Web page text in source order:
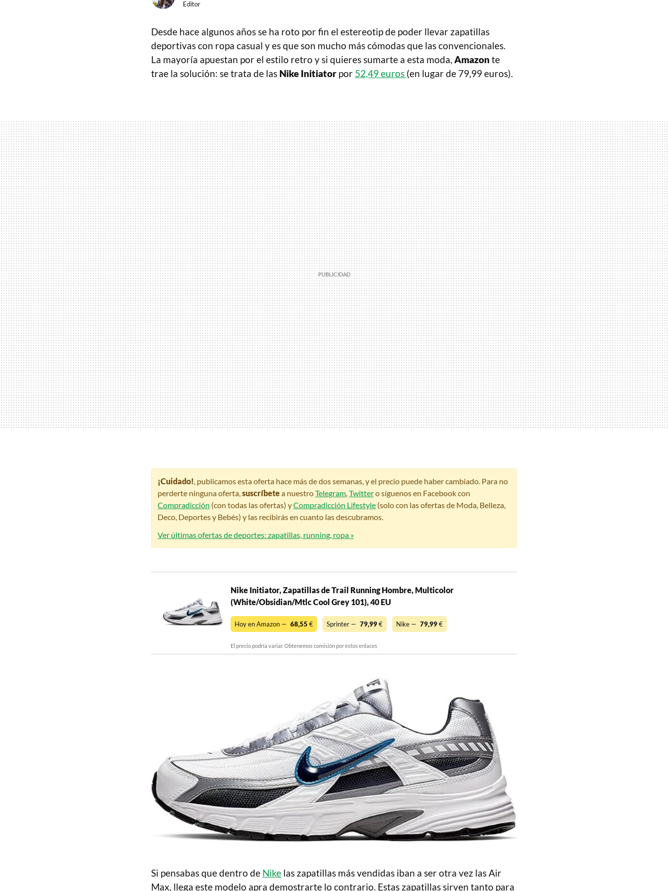
Editor
Desde hace algunos años se ha roto por fin el estereotip de poder llevar zapatillas
deportivas con ropa casual y es que son mucho más cómodas que las convencionales.
La mayoría apuestan por el estilo retro y si quieres sumarte a esta moda, Amazon te
trae la solución: se trata de las Nike Initiator por 52,49 euros (en lugar de 79,99 euros).
¡Cuidado! , publicamos esta oferta hace más de dos semanas, y el precio puede haber cambiado. Para no
perderte ninguna oferta, suscríbetea nuestroTelegram Twittero síguenos en Facebook con
Compradicción (con todas las ofertas) yCompradicción Lifestyle (solo con las ofertas de Moda, Belleza,
Deco, Deportes y Bebés) y las recibirás en cuanto las descubramos.
Ver últimas ofertas de deportes: zapatillas, running, ropa »
Nike Initiator, Zapatillas de Trail Running Hombre, Multicolor
(White/Obsidian/Mtlc Cool Grey 101), 40 EU
Hoy en Amazon — 68,55 € Sprinter — 79,99€ Nike — 79,99€
El precio podría variar. Obtenemos comisión por estos enlaces
Si pensabas que dentro de Nike las zapatillas más vendidas iban a ser otra vez las Air
Max, llega este modelo apra demostrarte lo contrario. Estas zapatillas sirven tanto para